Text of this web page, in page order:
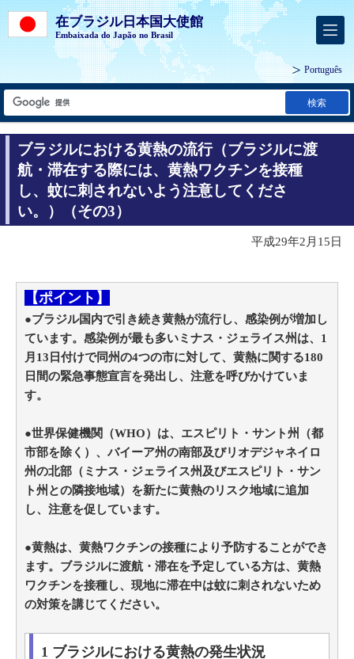
在ブラジル日本国大使館
Embaixada do Japão no Brasil
Português
検索
ブラジルにおける黄熱の流行（ブラジルに渡
航・滞在する際には、黄熱ワクチンを接種
し、蚊に刺されないよう注意してくださ
い。）（その3）
平成29年2月15日
【ポイント】
●ブラジル国内で引き続き黄熱が流行し、感染例が増加し
ています。感染例が最も多いミナス・ジェライス州は、1
月13日付けで同州の4つの市に対して、黄熱に関する180
日間の緊急事態宣言を発出し、注意を呼びかけていま
す。
●世界保健機関（WHO）は、エスピリト・サント州（都
市部を除く）、バイーア州の南部及びリオデジャネイロ
州の北部（ミナス・ジェライス州及びエスピリト・サン
ト州との隣接地域）を新たに黄熱のリスク地域に追加
し、注意を促しています。
●黄熱は、黄熱ワクチンの接種により予防することができ
ます。ブラジルに渡航・滞在を予定している方は、黄熱
ワクチンを接種し、現地に滞在中は蚊に刺されないため
の対策を講じてください。
1 ブラジルにおける黄熱の発生状況